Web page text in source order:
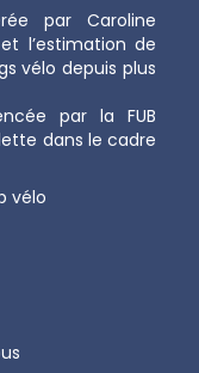
par Caroline
l’estimation de
vélo depuis plus
par la FUB
dans le cadre
vélo